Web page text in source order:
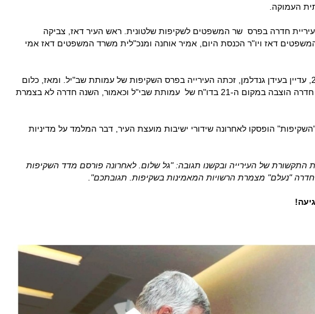
העמוקה.
בשנת 2019 זכתה עיריית חדרה בפרס שר המשפטים לשקיפות שלטונית. ראש העיר דאז, צביקה
דאז ויו"ר הכנסת היום, אמיר אוחנה ומנכ"לית משרד המשפטים דאז אמי
שנתיים לאחר מכן בשנת 2021, עדיין בעידן גנדלמן, זכתה העירייה בפרס השקיפות של עמותת שב"יל. ומאז, כלום
ושום דבר בשנת 2024 עיריית חדרה הוצבה במקום ה-21 בדו"ח של עמותת שבי"ל וכאמור, השנה חדרה לא בצמרת
הופסקו לאחרונה שידורי ישיבות מועצת העיר, דבר המלמד על מדיניות
התקשורת של העירייה ובקשנו תגובה: "גל שלום. לאחרונה פורסם מדד השקיפות
"נעלם" מצמרת הרשויות המאמינות בשקיפות. תגובתכם".